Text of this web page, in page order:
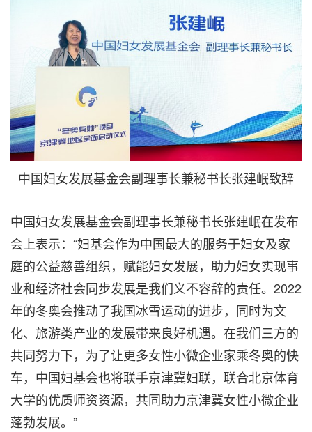
中国妇女发展基金会副理事长兼秘书长张建岷致辞
中国妇女发展基金会副理事长兼秘书长张建岷在发布
会上表示：“妇基会作为中国最大的服务于妇女及家
庭的公益慈善组织，赋能妇女发展，助力妇女实现事
业和经济社会同步发展是我们义不容辞的责任。2022
年的冬奥会推动了我国冰雪运动的进步，同时为文
化、旅游类产业的发展带来良好机遇。在我们三方的
共同努力下，为了让更多女性小微企业家乘冬奥的快
车，中国妇基会也将联手京津冀妇联，联合北京体育
大学的优质师资资源，共同助力京津冀女性小微企业
蓬勃发展。”